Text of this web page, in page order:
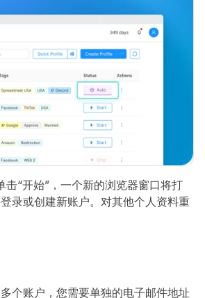
击“开始”，一个新的浏览器窗口将打
录或创建新账户。对其他个人资料重
个账户，您需要单独的电子邮件地址